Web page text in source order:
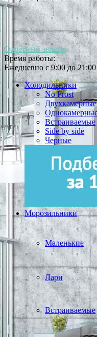
Обратный звонок
Время работы:
Ежедневно с 9:00 до 21:00
Холодильники
No Frost
Двухкамерные
Встраиваемые
Side by side
Черные
Морозильники
Маленькие
Лари
Встраиваемые